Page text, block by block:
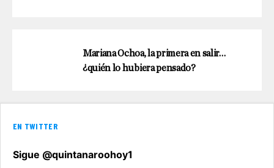
Mariana Ochoa, la primera en salir…
¿quién lo hubiera pensado?
EN TWITTER
Sigue @quintanaroohoy1